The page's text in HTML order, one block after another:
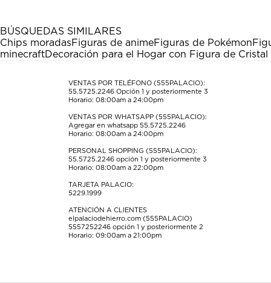
estrella
Esta
acción
abrirá
formulario
estrellas.
Esta
acción
abrirá
formulario
de
estrellas.
Esta
acción
abrirá
formulario
de
estrellas.
Esta
acción
abrirá
formulario
de
Esta
acción
abrirá
formulario
de
envío.
BÚSQUEDAS SIMILARES
Chips moradasFiguras de animeFiguras de Pokémon
minecraftDecoración para el Hogar con Figura de Cristal
VENTAS POR TELÉFONO (555PALACIO):
55.5725.2246 Opción 1 y posteriormente 3
Horario: 08:00am a 24:00pm
VENTAS POR WHATSAPP (555PALACIO):
Agregar en whatsapp 55.5725.2246
Horario: 08:00am a 24:00pm
PERSONAL SHOPPING (555PALACIO):
55.5725.2246 opción 1 y posteriormente 3
Horario: 08:00am a 22:00pm
TARJETA PALACIO:
5229.1999
ATENCIÓN A CLIENTES
elpalaciodehierro.com (555PALACIO)
5557252246 opción 1 y posteriormente 2
Horario: 09:00am a 21:00pm